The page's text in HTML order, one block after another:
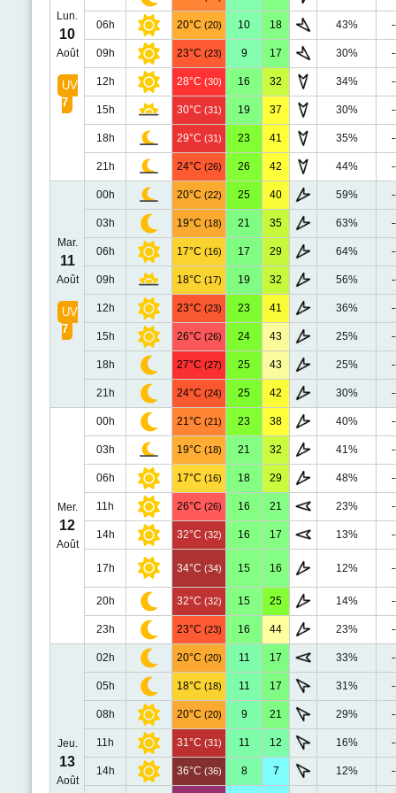
Lun.
10
Août
UV
7
06h 20°C (20) 10 18 43%
09h 23°C (23) 9 17 30%
12h 28°C (30) 16 32 34%
15h 30°C (31) 19 37 30%
18h 29°C (31) 23 41 35%
21h 24°C (26) 26 42 44%
Mar.
11
Août
UV
7
00h 20°C (22) 25 40 59%
03h 19°C (18) 21 35 63%
06h 17°C (16) 17 29 64%
09h 18°C (17) 19 32 56%
12h 23°C (23) 23 41 36%
15h 26°C (26) 24 43 25%
18h 27°C (27) 25 43 25%
21h 24°C (24) 25 42 30%
Mer.
12
Août
00h 21°C (21) 23 38 40%
03h 19°C (18) 21 32 41%
06h 17°C (16) 18 29 48%
11h 26°C (26) 16 21 23%
14h 32°C (32) 16 17 13%
17h 34°C (34) 15 16 12%
20h 32°C (32) 15 25 14%
23h 23°C (23) 16 44 23%
Jeu.
13
Août
02h 20°C (20) 11 17 33%
05h 18°C (18) 11 17 31%
08h 20°C (20) 9 21 29%
11h 31°C (31) 11 12 16%
14h 36°C (36) 8 7 12%